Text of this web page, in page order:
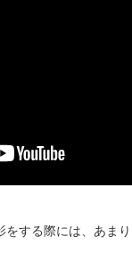
をする際には、あま